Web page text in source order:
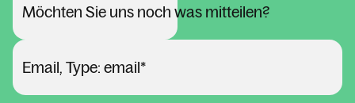
Möchten Sie uns noch was mitteilen?
Email, Type: email*